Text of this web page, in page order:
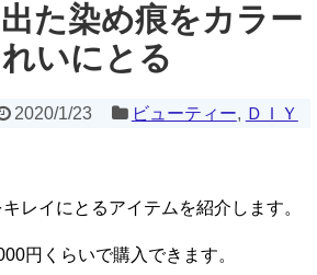
た染め痕をカラー
いにとる
2020/1/23 ビューティー, ＤＩＹ
レイにとるアイテムを紹介します。
円くらいで購入できます。